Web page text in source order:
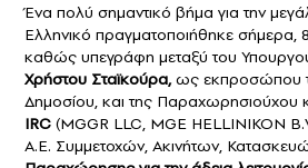
Ένα πολύ σημαντικό βήμα για την
Ελληνικό πραγματοποιήθηκε σήμερα,
καθώς υπεγράφη μεταξύ του
Χρήστου Σταϊκούρα,ως εκπροσώπου
Δημοσίου, και της Παραχωρησιούχου
IRC (MGGR LLC, MGE HELLINIKON
Α.Ε. Συμμετοχών, Ακινήτων,